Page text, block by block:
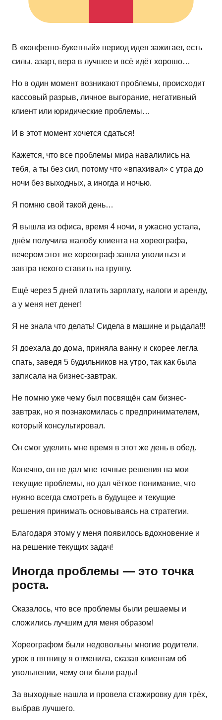
В «конфетно-букетный» период идея зажигает, есть
силы, азарт, вера в лучшее и всё идёт хорошо…
Но в один момент возникают проблемы, происходит
кассовый разрыв, личное выгорание, негативный
клиент или юридические проблемы…
И в этот момент хочется сдаться!
Кажется, что все проблемы мира навалились на
тебя, а ты без сил, потому что «впахивал» с утра до
ночи без выходных, а иногда и ночью.
Я помню свой такой день…
Я вышла из офиса, время 4 ночи, я ужасно устала,
днём получила жалобу клиента на хореографа,
вечером этот же хореограф зашла уволиться и
завтра некого ставить на группу.
Ещё через 5 дней платить зарплату, налоги и аренду,
а у меня нет денег!
Я не знала что делать! Сидела в машине и рыдала!!!
Я доехала до дома, приняла ванну и скорее легла
спать, заведя 5 будильников на утро, так как была
записала на бизнес-завтрак.
Не помню уже чему был посвящён сам бизнес-
завтрак, но я познакомилась с предпринимателем,
который консультировал.
Он смог уделить мне время в этот же день в обед.
Конечно, он не дал мне точные решения на мои
текущие проблемы, но дал чёткое понимание, что
нужно всегда смотреть в будущее и текущие
решения принимать основываясь на стратегии.
Благодаря этому у меня появилось вдохновение и
на решение текущих задач!
Иногда проблемы — это точка
роста.
Оказалось, что все проблемы были решаемы и
сложились лучшим для меня образом!
Хореографом были недовольны многие родители,
урок в пятницу я отменила, сказав клиентам об
увольнении, чему они были рады!
За выходные нашла и провела стажировку для трёх,
выбрав лучшего.